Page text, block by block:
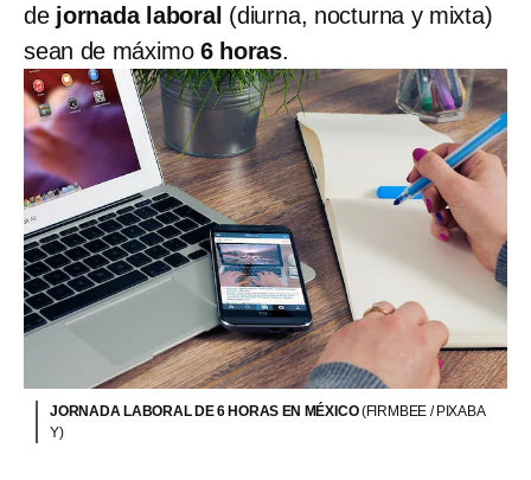
de jornada laboral (diurna, nocturna y mixta)
sean de máximo6 horas.
JORNADA LABORAL DE 6 HORAS EN MÉXICO(FIRMBEE / PIXABA
Y)